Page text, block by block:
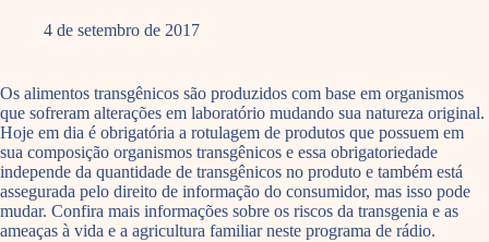
4 de setembro de 2017
Os alimentos transgênicos são produzidos com base em organismos
que sofreram alterações em laboratório mudando sua natureza original.
Hoje em dia é obrigatória a rotulagem de produtos que possuem em
sua composição organismos transgênicos e essa obrigatoriedade
independe da quantidade de transgênicos no produto e também está
assegurada pelo direito de informação do consumidor, mas isso pode
mudar. Confira mais informações sobre os riscos da transgenia e as
ameaças à vida e a agricultura familiar neste programa de rádio.